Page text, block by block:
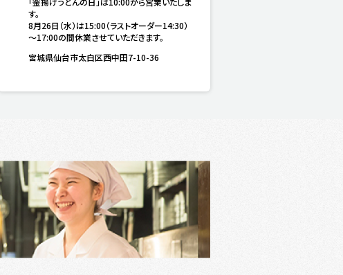
す。
8月26日（水）は15:00（ラストオーダー14:30）
～17:00の間休業させていただきます。
宮城県仙台市太白区西中田7-10-36